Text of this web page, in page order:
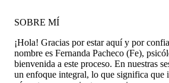
SOBRE MÍ
¡Hola! Gracias por estar aquí y por
nombre es Fernanda Pacheco (Fe),
bienvenida a este proceso. En nuestras
un enfoque integral, lo que significa que